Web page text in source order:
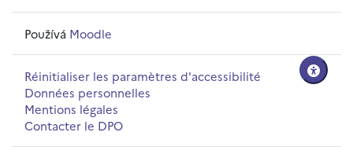
Používá Moodle
Réinitialiser les paramètres d'accessibilité
Données personnelles
Mentions légales
Contacter le DPO